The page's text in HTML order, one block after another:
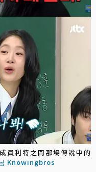
員利特之間那場傳說中的
Knowingbros